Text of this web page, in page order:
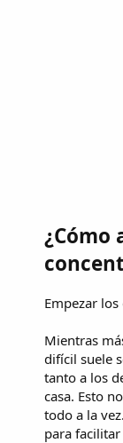
¿Cómo
Empezar
Mientras
difícil suele
tanto a los
casa. Esto
todo a la
para